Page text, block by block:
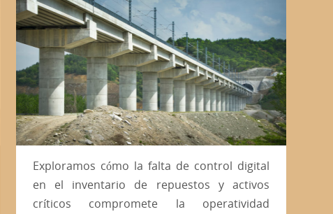
Exploramos cómo la falta de control digital
en el inventario de repuestos y activos
críticos compromete la operatividad